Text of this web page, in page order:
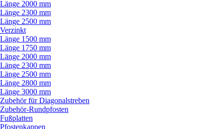
Länge 2000 mm
Länge 2300 mm
Länge 2500 mm
Verzinkt
Länge 1500 mm
Länge 1750 mm
Länge 2000 mm
Länge 2300 mm
Länge 2500 mm
Länge 2800 mm
Länge 3000 mm
Zubehör für Diagonalstreben
Zubehör-Rundpfosten
Fußplatten
Pfostenkappen